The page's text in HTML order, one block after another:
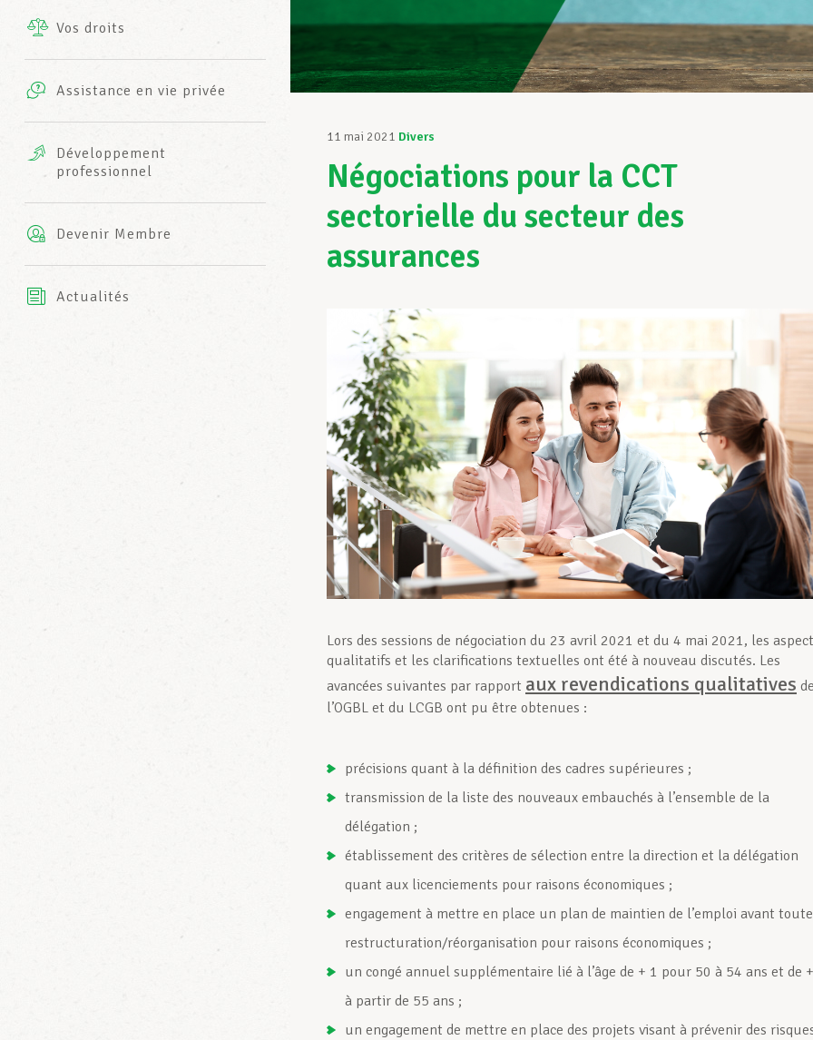
INFO-CENTER
Vos droits
Assistance en vie privée
complémentaires
AXA
Développement
professionnel
Devenir Membre
Actualités
11 mai 2021 Divers
Négociations pour la CCT
sectorielle du secteur des
assurances
Lors des sessions de négociation du 23 avril 2021 et du 4 mai 2021, les
qualitatifs et les clarifications textuelles ont été à nouveau discutés. Les
avancées suivantes par rapport aux revendications qualitatives
l’OGBL et du LCGB ont pu être obtenues :
précisions quant à la définition des cadres supérieures ;
transmission de la liste des nouveaux embauchés à l’ensemble de la
délégation ;
établissement des critères de sélection entre la direction et la délégation
quant aux licenciements pour raisons économiques ;
engagement à mettre en place un plan de maintien de l’emploi avant toute
restructuration/réorganisation pour raisons économiques ;
un congé annuel supplémentaire lié à l’âge de + 1 pour 50 à 54 ans et de
à partir de 55 ans ;
un engagement de mettre en place des projets visant à prévenir des